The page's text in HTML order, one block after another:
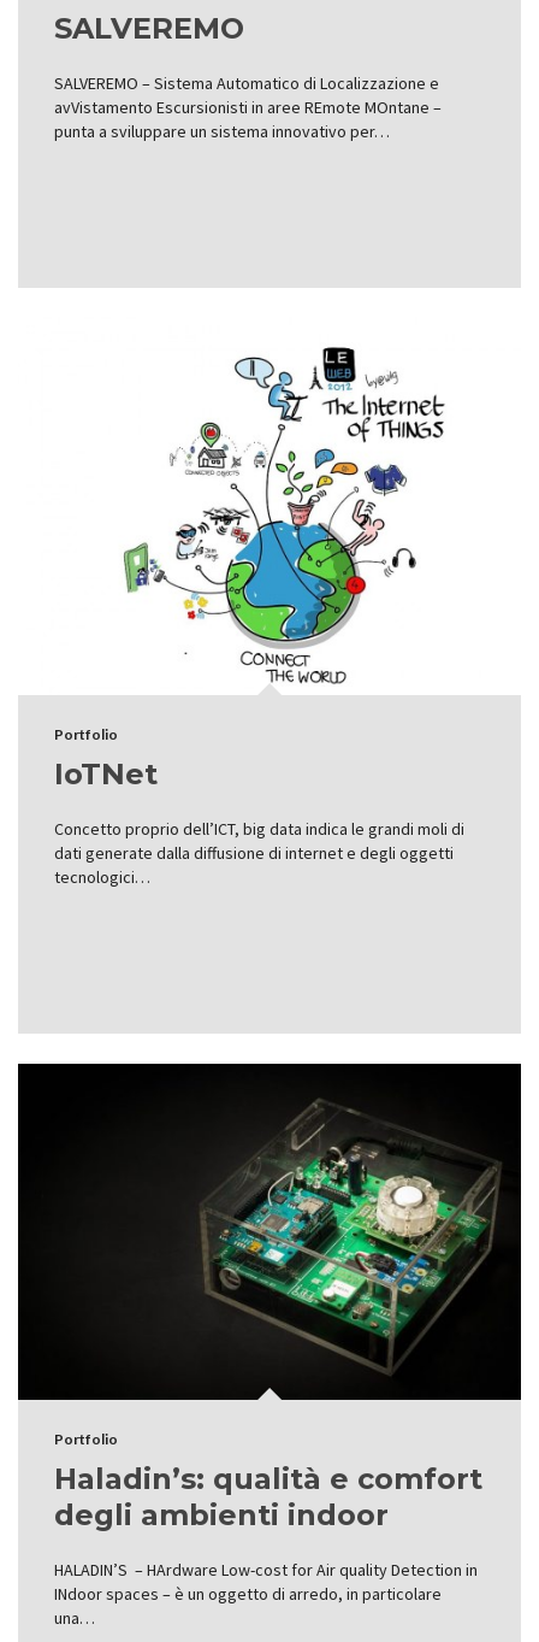
SALVEREMO
SALVEREMO – Sistema Automatico di Localizzazione e
avVistamento Escursionisti in aree REmote MOntane –
punta a sviluppare un sistema innovativo per…
Portfolio
IoTNet
Concetto proprio dell’ICT, big data indica le grandi moli di
dati generate dalla diffusione di internet e degli oggetti
tecnologici…
Portfolio
Haladin’s: qualità e comfort
degli ambienti indoor
HALADIN’S – HArdware Low-cost for Air quality Detection in
INdoor spaces – è un oggetto di arredo, in particolare
una…